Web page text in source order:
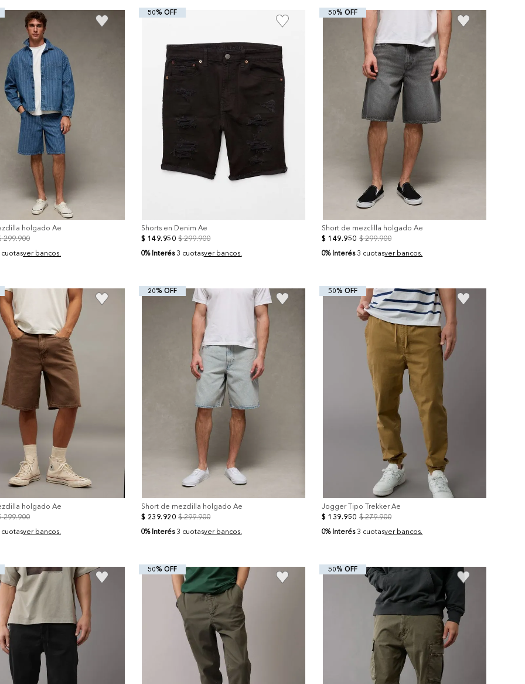
holgado Ae
299.900
cuotasver bancos.
50% OFF
Shorts en Denim Ae
$ 149. 950 $ 299.900
0% Interés 3 cuotasver bancos.
50% OFF
Short de mezclilla holgado Ae
$ 149.950 $ 299.900
0% Interés 3 cuotasver bancos.
holgado Ae
299.900
cuotasver bancos.
20% OFF
Short de mezclilla holgado Ae
$ 239. 920 $ 299.900
0% Interés 3 cuotasver bancos.
50% OFF
Jogger Tipo Trekker Ae
$ 139.950 $ 279.900
0% Interés 3 cuotasver bancos.
50% OFF 50% OFF